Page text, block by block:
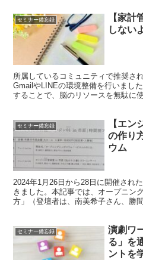
セミナー備忘録
【家計
しない
所属しているコミュニティで推奨さ
GmailやLINEの環境整備を行いまし
することで、脳のリソースを無駄に
セミナー備忘録
【エン
の作り
ウム
2024年1月26日から28日に開催され
きました。本記事では、オープニン
方」（登壇者は、南美希子さん、勝
セミナー備忘録
演劇ワ
る」を
ントを